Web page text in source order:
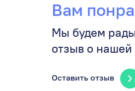
Вам
Мы будем
отзыв о нашей
Оставить отзыв